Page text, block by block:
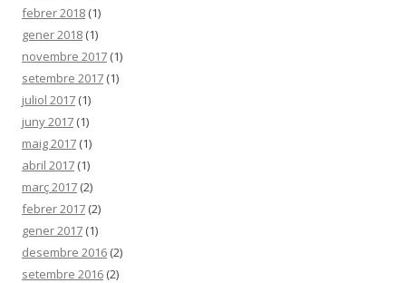
febrer 2018 (1)
gener 2018 (1)
novembre 2017 (1)
setembre 2017 (1)
juliol 2017 (1)
juny 2017 (1)
maig 2017 (1)
abril 2017 (1)
març 2017 (2)
febrer 2017 (2)
gener 2017 (1)
desembre 2016 (2)
setembre 2016 (2)